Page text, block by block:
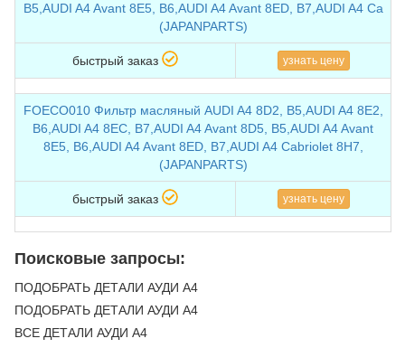
B5,AUDI A4 Avant 8E5, B6,AUDI A4 Avant 8ED, B7,AUDI A4 Ca
(JAPANPARTS)
быстрый заказ узнать цену
FOECO010 Фильтр масляный AUDI A4 8D2, B5,AUDI A4 8E2,
B6,AUDI A4 8EC, B7,AUDI A4 Avant 8D5, B5,AUDI A4 Avant
8E5, B6,AUDI A4 Avant 8ED, B7,AUDI A4 Cabriolet 8H7,
(JAPANPARTS)
быстрый заказ узнать цену
Поисковые запросы:
ПОДОБРАТЬ ДЕТАЛИ АУДИ А4
ПОДОБРАТЬ ДЕТАЛИ АУДИ A4
ВСЕ ДЕТАЛИ АУДИ А4